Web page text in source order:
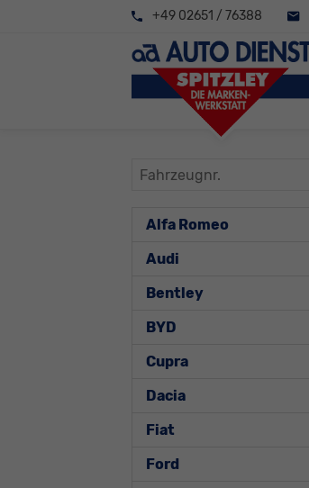
+49 02651 / 76388
Fahrzeugnr.
Alfa Romeo
Audi
Bentley
BYD
Cupra
Dacia
Fiat
Ford